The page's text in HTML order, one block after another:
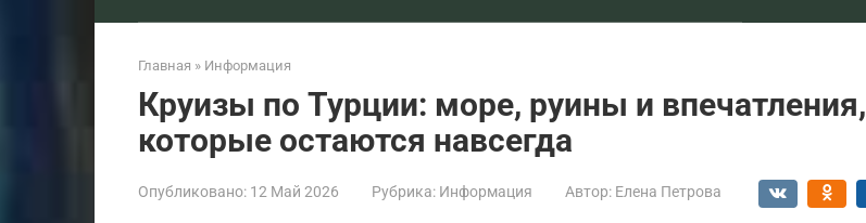
Главная » Информация
Круизы по Турции: море, руины и впечатления,
которые остаются навсегда
Опубликовано: 12 Май 2026 Рубрика: Информация Автор: Елена Петрова